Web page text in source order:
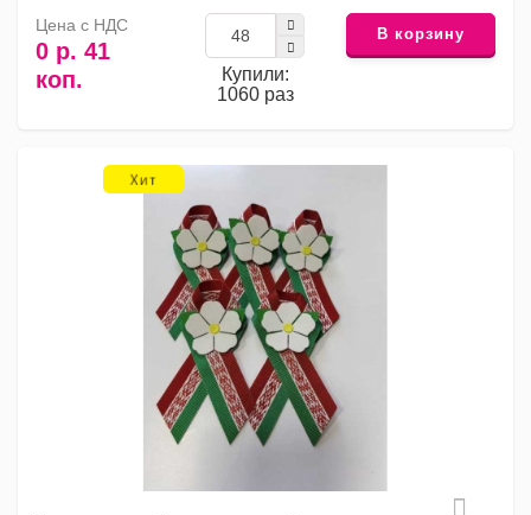
Цена с НДС
0 р. 41
коп.
Купили:
1060 раз
В корзину